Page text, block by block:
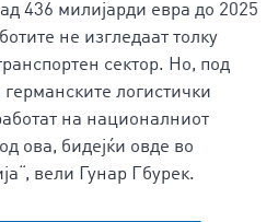
436 милијарди евра до 2025
не изгледаат толку
сектор. Но, под
логистички
на националниот
ова, бидејќи овде во
вели Гунар Гбурек.